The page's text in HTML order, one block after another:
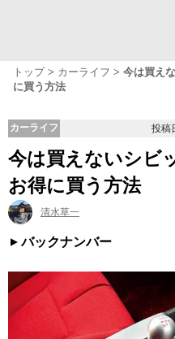
トップ カーライフ
今は買え
に買う方法
カーライフ 投稿
今は買えないシビ
お得に買う方法
清水草一
バックナンバー